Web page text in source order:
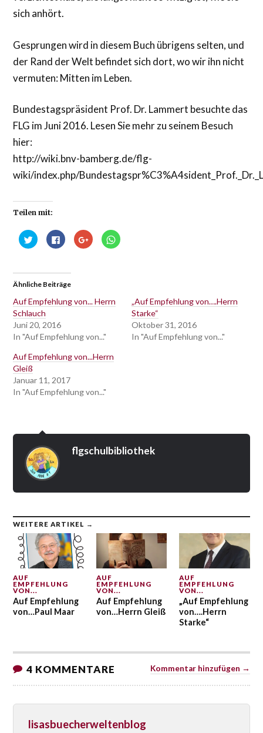
sich anhört.
Gesprungen wird in diesem Buch übrigens selten, und
der Rand der Welt befindet sich dort, wo wir ihn nicht
vermuten: Mitten im Leben.
Bundestagspräsident Prof. Dr. Lammert besuchte das
FLG im Juni 2016. Lesen Sie mehr zu seinem Besuch
hier:
http://wiki.bnv-bamberg.de/flg-
wiki/index.php/
Teilen mit:
Klick,
um
teilen
(Wird
in
Fenster
geöffnet)
Klick,
um
teilen
in
Fenster
geöffnet)
Zum
Teilen
geöffnet)
Klicken,
um
Fenster
geöffnet)
Ähnliche Beiträge
Auf Empfehlung von... Herrn
Schlauch
Juni 20, 2016
In "Auf Empfehlung von..."
„Auf Empfehlung von….Herrn
Starke“
Oktober 31, 2016
In "Auf Empfehlung von..."
Auf Empfehlung von...Herrn
Gleiß
Januar 11, 2017
In "Auf Empfehlung von..."
flgschulbibliothek
WEITERE ARTIKEL →
AUF
EMPFEHLUNG
VON...
Auf Empfehlung
von…Paul Maar
AUF
EMPFEHLUNG
VON...
Auf Empfehlung
von…Herrn Gleiß
AUF
EMPFEHLUNG
VON...
„Auf Empfehlung
von….Herrn
Starke“
4 KOMMENTARE Kommentar hinzufügen →
lisasbuecherweltenblog